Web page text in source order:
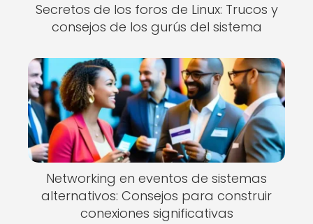
Secretos de los foros de Linux: Trucos y
consejos de los gurús del sistema
Networking en eventos de sistemas
alternativos: Consejos para construir
conexiones significativas